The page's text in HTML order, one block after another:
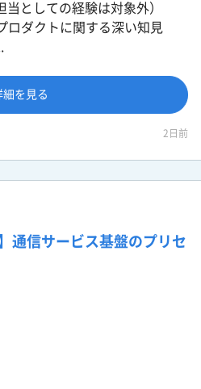
としての経験は対象外）
ロダクトに関する深い知見
細を見る
2日前
通信サービス基盤のプリセ